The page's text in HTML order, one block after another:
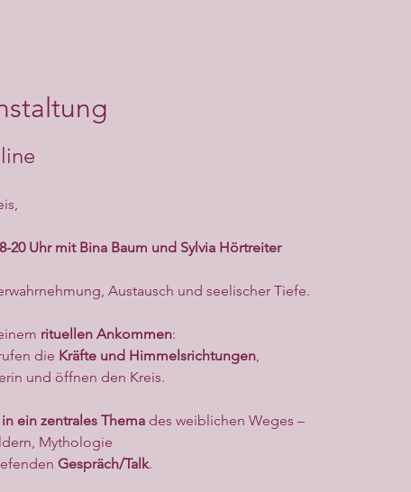
20 Uhr mit Bina Baum und Sylvia Hörtreiter
Austausch und seelischer Tiefe.
rituellen Ankommen:
die Kräfte und Himmelsrichtungen,
und öffnen den Kreis.
ein zentrales Thema des weiblichen Weges –
Mythologie
Gespräch/Talk.